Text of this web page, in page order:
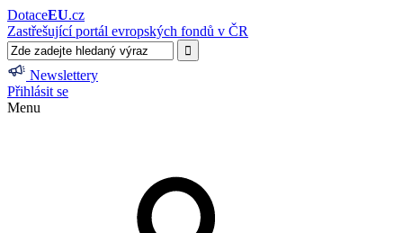
DotaceEU.cz
Zastřešující portál evropských fondů v ČR
Newslettery
Přihlásit se
Menu